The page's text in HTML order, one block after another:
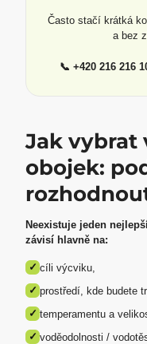
Často stačí krátká
a bez
📞 +420 216
Jak vybrat
obojek:
Neexistuje jeden
závisí hlavně na:
✓ cíli výcviku,
✓ prostředí, kde budete
✓ temperamentu a
✓ voděodolnosti /